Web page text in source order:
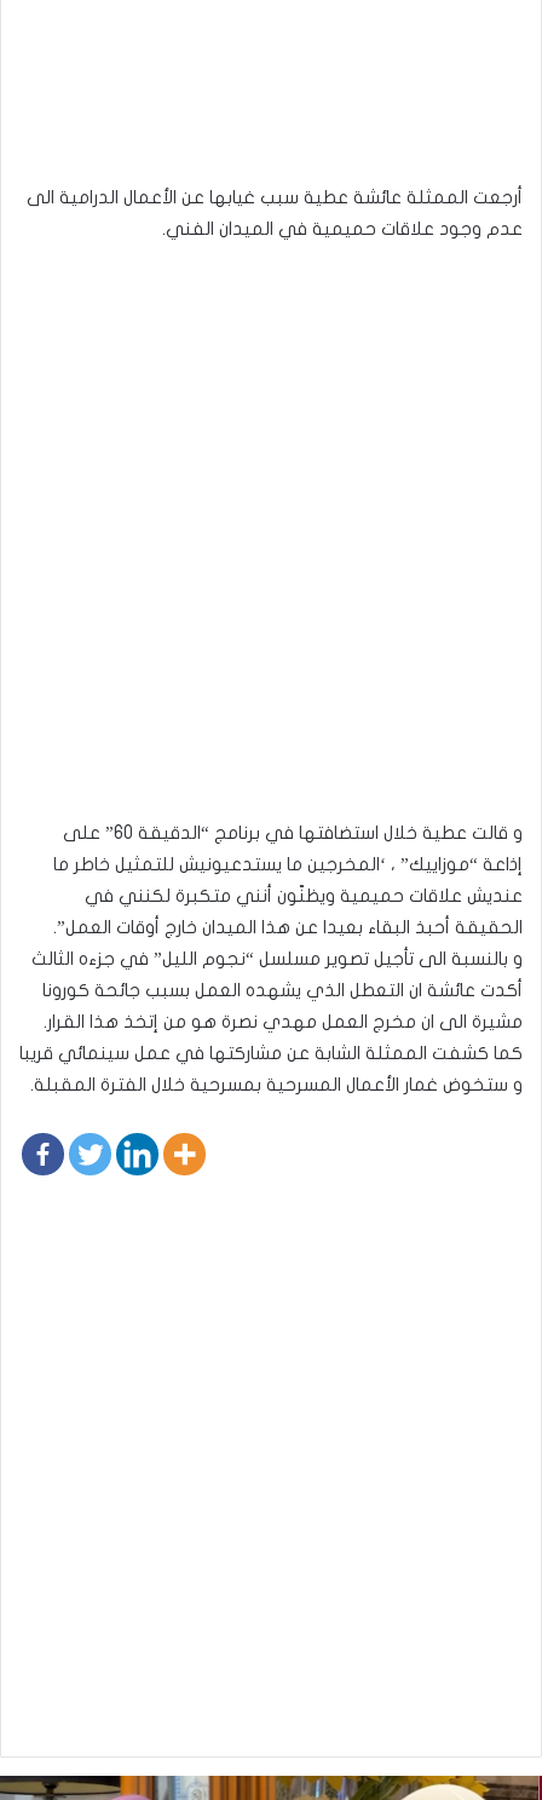
أرجعت الممثلة عائشة عطية سبب غيابها عن الأعمال الدرامية الى
عدم وجود علاقات حميمية في الميدان الفني.
و قالت عطية خلال استضافتها في برنامج “الدقيقة 60” على
إذاعة “موزاييك” ، ‘المخرجين ما يستدعيونيش للتمثيل خاطر ما
عنديش علاقات حميمية ويظنّون أنني متكبرة لكنني في
الحقيقة أحبذ البقاء بعيدا عن هذا الميدان خارج أوقات العمل”.
و بالنسبة الى تأجيل تصوير مسلسل “نجوم الليل” في جزءه الثالث
أكدت عائشة ان التعطل الذي يشهده العمل بسبب جائحة كورونا
مشيرة الى ان مخرج العمل مهدي نصرة هو من إتخذ هذا القرار.
كما كشفت الممثلة الشابة عن مشاركتها في عمل سينمائي قريبا
و ستخوض غمار الأعمال المسرحية بمسرحية خلال الفترة المقبلة.